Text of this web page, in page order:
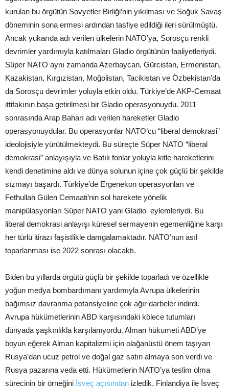
kurulan bu örgütün Sovyetler Birliği’nin yıkılması ve Soğuk Savaş
döneminin sona ermesi ardından tasfiye edildiği ileri sürülmüştü.
Ancak yukarıda adı verilen ülkelerin NATO’ya, Sorosçu renkli
devrimler yardımıyla katılmaları Gladio örgütünün faaliyetleriydi.
Süper NATO aynı zamanda Azerbaycan, Gürcistan, Ermenistan,
Kazakistan, Kırgızistan, Moğolistan, Tacikistan ve Özbekistan’da
da Sorosçu devrimler yoluyla etkin oldu. Türkiye’de AKP-Cemaat
ittifakının başa getirilmesi bir Gladio operasyonuydu. 2011
sonrasında Arap Baharı adı verilen hareketler Gladio
operasyonuydular. Bu operasyonlar NATO’cu “liberal demokrasi”
ideolojisiyle yürütülmekteydi. Bu süreçte Süper NATO “liberal
demokrasi” anlayışıyla ve Batılı fonlar yoluyla kitle hareketlerini
kendi denetimine aldı ve dünya solunun içine çok güçlü bir şekilde
sızmayı başardı. Türkiye’de Ergenekon operasyonları ve
Fethullah Gülen Cemaati’nin sol harekete yönelik
manipülasyonları Süper NATO yani Gladio eylemleriydi. Bu
liberal demokrasi anlayışı küresel sermayenin egemenliğine karşı
her türlü itirazı faşistlikle damgalamaktadır. NATO’nun asıl
toparlanması ise 2022 sonrası olacaktı.
Biden bu yıllarda örgütü güçlü bir şekilde toparladı ve özellikle
yoğun medya bombardımanı yardımıyla Avrupa ülkelerinin
bağımsız davranma potansiyeline çok ağır darbeler indirdi.
Avrupa hükümetlerinin ABD karşısındaki kölece tutumları
dünyada şaşkınlıkla karşılanıyordu. Alman hükumeti ABD’ye
boyun eğerek Alman kapitalizmi için olağanüstü önem taşıyan
Rusya’dan ucuz petrol ve doğal gaz satın almaya son verdi ve
Rusya pazarına veda etti. Hükümetlerin NATO’ya teslim olma
sürecinin bir örneğini İsveç açısından izledik. Finlandiya ile İsveç